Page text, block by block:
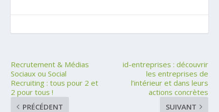
Recrutement & Médias
Sociaux ou Social
Recruiting : tous pour 2 et
2 pour tous !
PRÉCÉDENT
id-entreprises : découvrir
les entreprises de
l’intérieur et dans leurs
actions concrètes
SUIVANT